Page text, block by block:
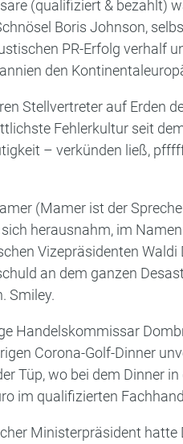
(qualifiziert & bezahlt)
Boris Johnson,
PR-Erfolg verhalf
den
Stellvertreter auf Erden
Fehlerkultur seit
– verkünden ließ,
(Mamer ist der
herausnahm, im
Vizepräsidenten
an dem ganzen
Smiley.
Handelskommissar
Corona-Golf-Dinner
Tüp, wo bei dem Dinner
im qualifizierten
Ministerpräsident hatte